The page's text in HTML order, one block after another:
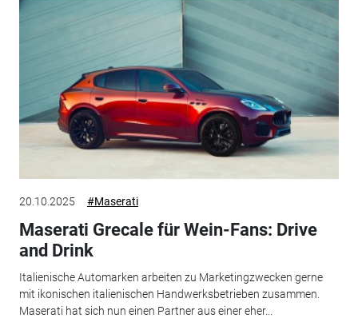
20.10.2025 #Maserati
Maserati Grecale für Wein-Fans: Drive
and Drink
Italienische Automarken arbeiten zu Marketingzwecken gerne
mit ikonischen italienischen Handwerksbetrieben zusammen.
Maserati hat sich nun einen Partner aus einer eher...